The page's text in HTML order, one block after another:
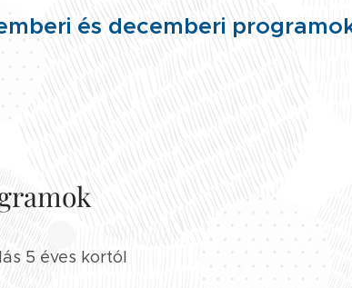
és decemberi
5 éves kortól